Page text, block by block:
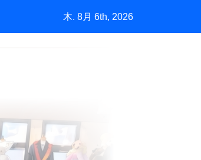
＃1450「バーニーズの挑戦」中古市場が生
木. 8月 6th, 2026